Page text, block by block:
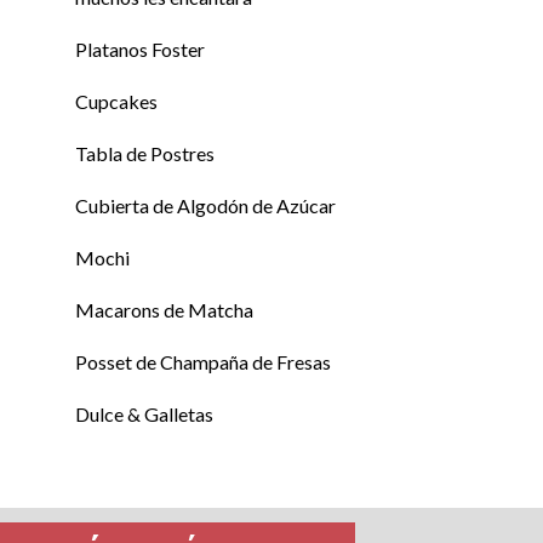
Platanos Foster
Cupcakes
Tabla de Postres
Cubierta de Algodón de Azúcar
Mochi
Macarons de Matcha
Posset de Champaña de Fresas
Dulce & Galletas